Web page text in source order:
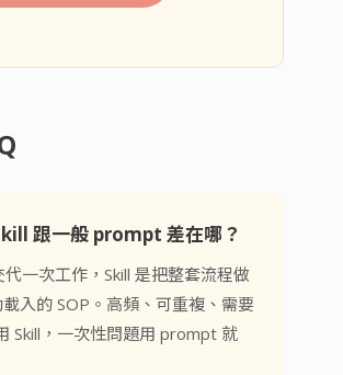
跟一般 prompt 差在哪？
一次工作，Skill 是把整套流程做
入的 SOP。高頻、可重複、需要
Skill，一次性問題用 prompt 就